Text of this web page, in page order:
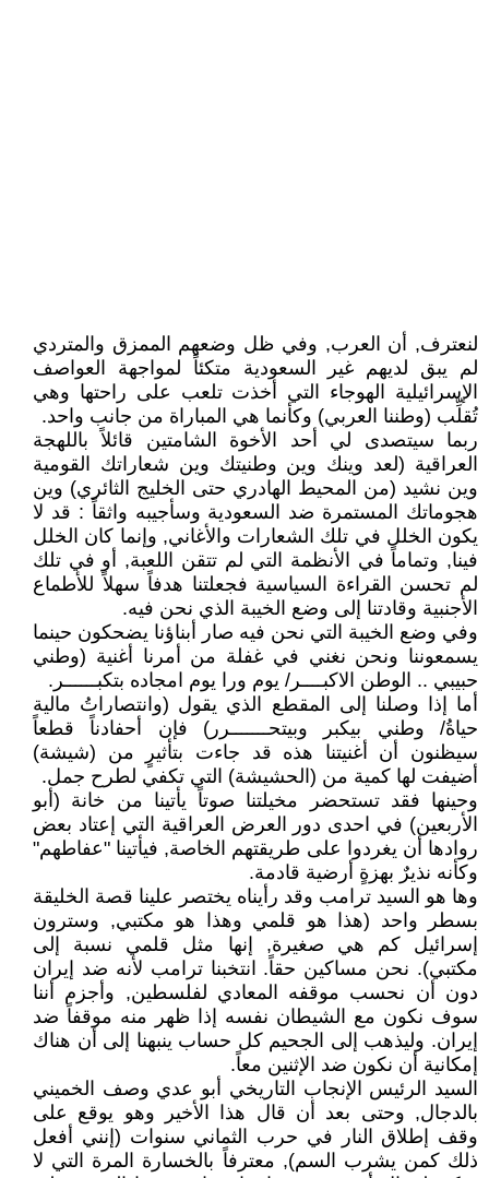
لنعترف, أن العرب, وفي ظل وضعهم الممزق والمتردي
لم يبق لديهم غير السعودية متكئاً لمواجهة العواصف
الإسرائيلية الهوجاء التي أخذت تلعب على راحتها وهي
تُقلِّب (وطننا العربي) وكأنما هي المباراة من جانب واحد.
ربما سيتصدى لي أحد الأخوة الشامتين قائلاً باللهجة
العراقية (لعد وينك وين وطنيتك وين شعاراتك القومية
وين نشيد (من المحيط الهادري حتى الخليج الثائري) وين
هجوماتك المستمرة ضد السعودية وسأجيبه واثقاً : قد لا
يكون الخلل في تلك الشعارات والأغاني, وإنما كان الخلل
فينا, وتماماً في الأنظمة التي لم تتقن اللعبة, أو في تلك
لم تحسن القراءة السياسية فجعلتنا هدفاً سهلاً للأطماع
الأجنبية وقادتنا إلى وضع الخيبة الذي نحن فيه.
وفي وضع الخيبة التي نحن فيه صار أبناؤنا يضحكون حينما
يسمعوننا ونحن نغني في غفلة من أمرنا أغنية (وطني
حبيبي .. الوطن الاكبــــر/ يوم ورا يوم امجاده بتكبــــــر.
أما إذا وصلنا إلى المقطع الذي يقول (وانتصاراتُ مالية
حياةُ/ وطني بيكبر وبيتحـــــــرر) فإن أحفادناً قطعاً
سيظنون أن أغنيتنا هذه قد جاءت بتأثيرٍ من (شيشة)
أضيفت لها كمية من (الحشيشة) التي تكفي لطرح جمل.
وحينها فقد تستحضر مخيلتنا صوتاً يأتينا من خانة (أبو
الأربعين) في احدى دور العرض العراقية التي إعتاد بعض
روادها أن يغردوا على طريقتهم الخاصة, فيأتينا "عفاطهم"
وكأنه نذيرٌ بهزةٍ أرضية قادمة.
وها هو السيد ترامب وقد رأيناه يختصر علينا قصة الخليقة
بسطر واحد (هذا هو قلمي وهذا هو مكتبي, وسترون
إسرائيل كم هي صغيرة, إنها مثل قلمي نسبة إلى
مكتبي). نحن مساكين حقاً. انتخبنا ترامب لأنه ضد إيران
دون أن نحسب موقفه المعادي لفلسطين, وأجزم أننا
سوف نكون مع الشيطان نفسه إذا ظهر منه موقفاً ضد
إيران. وليذهب إلى الجحيم كل حساب ينبهنا إلى أن هناك
إمكانية أن نكون ضد الإثنين معاً.
السيد الرئيس الإنجاب التاريخي أبو عدي وصف الخميني
بالدجال, وحتى بعد أن قال هذا الأخير وهو يوقع على
وقف إطلاق النار في حرب الثماني سنوات (إنني أفعل
ذلك كمن يشرب السم), معترفاً بالخسارة المرة التي لا